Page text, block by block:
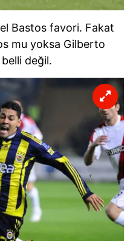
Bastos favori. Fakat
mu yoksa Gilberto
belli değil.